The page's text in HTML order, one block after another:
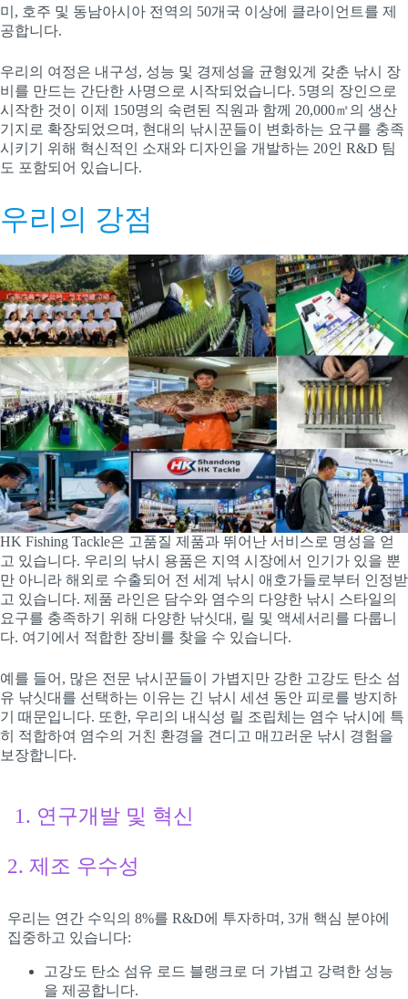
미, 호주 및 동남아시아 전역의 50개국 이상에 클라이언트를 제
공합니다.
우리의 여정은 내구성, 성능 및 경제성을 균형있게 갖춘 낚시 장
비를 만드는 간단한 사명으로 시작되었습니다. 5명의 장인으로
시작한 것이 이제 150명의 숙련된 직원과 함께 20,000㎡의 생산
기지로 확장되었으며, 현대의 낚시꾼들이 변화하는 요구를 충족
시키기 위해 혁신적인 소재와 디자인을 개발하는 20인 R&D 팀
도 포함되어 있습니다.
우리의 강점
HK Fishing Tackle은 고품질 제품과 뛰어난 서비스로 명성을 얻
고 있습니다. 우리의 낚시 용품은 지역 시장에서 인기가 있을 뿐
만 아니라 해외로 수출되어 전 세계 낚시 애호가들로부터 인정받
고 있습니다. 제품 라인은 담수와 염수의 다양한 낚시 스타일의
요구를 충족하기 위해 다양한 낚싯대, 릴 및 액세서리를 다룹니
다. 여기에서 적합한 장비를 찾을 수 있습니다.
예를 들어, 많은 전문 낚시꾼들이 가볍지만 강한 고강도 탄소 섬
유 낚싯대를 선택하는 이유는 긴 낚시 세션 동안 피로를 방지하
기 때문입니다. 또한, 우리의 내식성 릴 조립체는 염수 낚시에 특
히 적합하여 염수의 거친 환경을 견디고 매끄러운 낚시 경험을
보장합니다.
1. 연구개발 및 혁신
2. 제조 우수성
우리는 연간 수익의 8%를 R&D에 투자하며, 3개 핵심 분야에
집중하고 있습니다:
고강도 탄소 섬유 로드 블랭크로 더 가볍고 강력한 성능
을 제공합니다.